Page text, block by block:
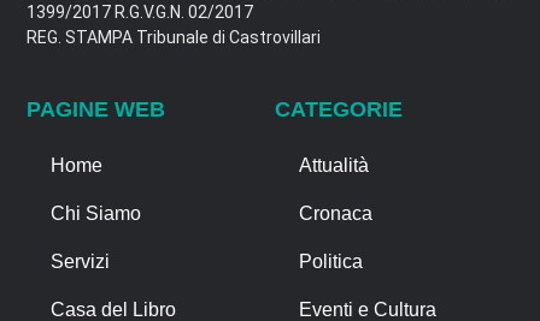
1399/2017 R.G.V.G.N. 02/2017
REG. STAMPA Tribunale di Castrovillari
PAGINE WEB
Home
Chi Siamo
Servizi
Casa del Libro
CATEGORIE
Attualità
Cronaca
Politica
Eventi e Cultura